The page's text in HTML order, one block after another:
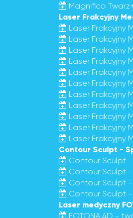
Magnifico
Laser Frakcyjny
Laser Frakcyjny
Laser Frakcyjny
Laser Frakcyjny
Laser Frakcyjny
Laser Frakcyjny
Laser Frakcyjny
Laser Frakcyjny
Laser Frakcyjny
Laser Frakcyjny
Laser Frakcyjny
Laser Frakcyjny
Contour Sculpt -
Contour Sculpt
Contour Sculpt
Contour Sculpt
Contour Sculpt
Laser medyczny
FOTONA 4D -